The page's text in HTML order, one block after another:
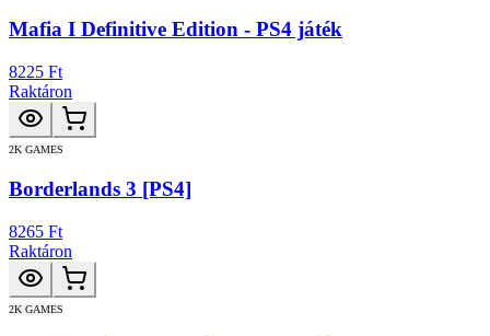
Mafia I Definitive Edition - PS4 játék
8225 Ft
Raktáron
2K GAMES
Borderlands 3 [PS4]
8265 Ft
Raktáron
2K GAMES